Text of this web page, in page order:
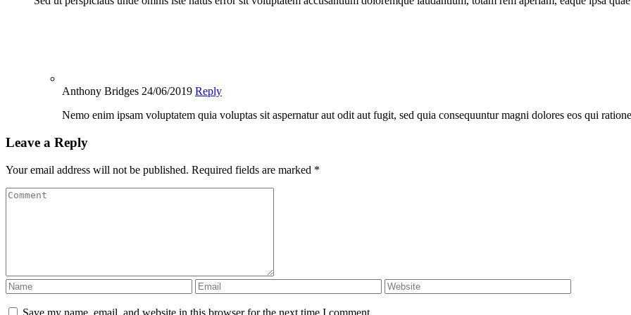
Anthony Bridges 24/06/2019 Reply
Nemo enim ipsam voluptatem quia voluptas sit aspernatur aut odit aut fugit, sed quia consequuntur magni dolores eos qui
Leave a Reply
Your email address will not be published. Required fields are marked *
Save my name, email, and website in this browser for the next time I comment.